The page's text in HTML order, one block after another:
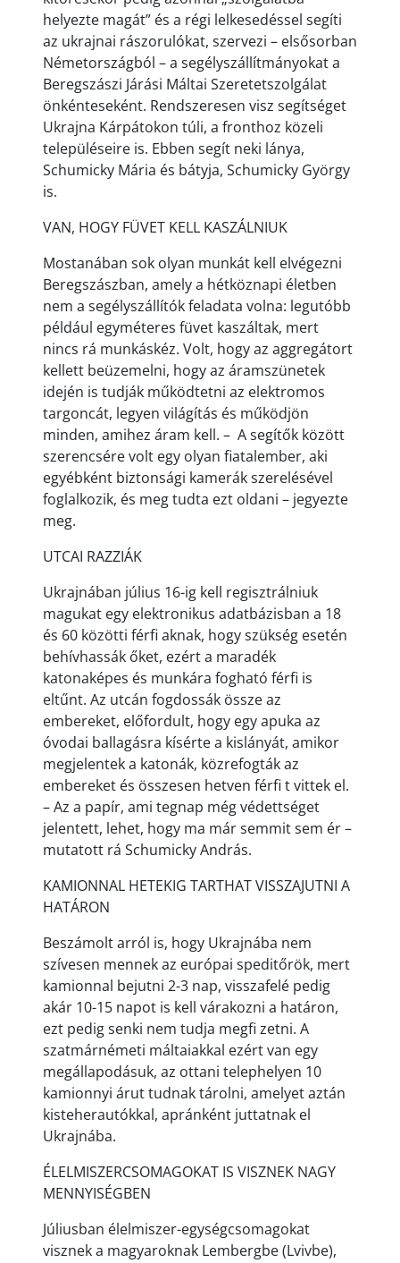
helyezte magát” és a régi lelkesedéssel segíti
az ukrajnai rászorulókat, szervezi – elsősorban
Németországból – a segélyszállítmányokat a
Beregszászi Járási Máltai Szeretetszolgálat
önkénteseként. Rendszeresen visz segítséget
Ukrajna Kárpátokon túli, a fronthoz közeli
településeire is. Ebben segít neki lánya,
Schumicky Mária és bátyja, Schumicky György
is.
VAN, HOGY FÜVET KELL KASZÁLNIUK
Mostanában sok olyan munkát kell elvégezni
Beregszászban, amely a hétköznapi életben
nem a segélyszállítók feladata volna: legutóbb
például egyméteres füvet kaszáltak, mert
nincs rá munkáskéz. Volt, hogy az aggregátort
kellett beüzemelni, hogy az áramszünetek
idején is tudják működtetni az elektromos
targoncát, legyen világítás és működjön
minden, amihez áram kell. – A segítők között
szerencsére volt egy olyan fiatalember, aki
egyébként biztonsági kamerák szerelésével
foglalkozik, és meg tudta ezt oldani – jegyezte
meg.
UTCAI RAZZIÁK
Ukrajnában július 16-ig kell regisztrálniuk
magukat egy elektronikus adatbázisban a 18
és 60 közötti férfi aknak, hogy szükség esetén
behívhassák őket, ezért a maradék
katonaképes és munkára fogható férfi is
eltűnt. Az utcán fogdossák össze az
embereket, előfordult, hogy egy apuka az
óvodai ballagásra kísérte a kislányát, amikor
megjelentek a katonák, közrefogták az
embereket és összesen hetven férfi t vittek el.
– Az a papír, ami tegnap még védettséget
jelentett, lehet, hogy ma már semmit sem ér –
mutatott rá Schumicky András.
KAMIONNAL HETEKIG TARTHAT VISSZAJUTNI A
HATÁRON
Beszámolt arról is, hogy Ukrajnába nem
szívesen mennek az európai speditőrök, mert
kamionnal bejutni 2-3 nap, visszafelé pedig
akár 10-15 napot is kell várakozni a határon,
ezt pedig senki nem tudja megfi zetni. A
szatmárnémeti máltaiakkal ezért van egy
megállapodásuk, az ottani telephelyen 10
kamionnyi árut tudnak tárolni, amelyet aztán
kisteherautókkal, apránként juttatnak el
Ukrajnába.
ÉLELMISZERCSOMAGOKAT IS VISZNEK NAGY
MENNYISÉGBEN
Júliusban élelmiszer-egységcsomagokat
visznek a magyaroknak Lembergbe (Lvivbe),